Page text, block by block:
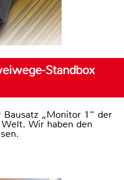
Standbox
„Monitor 1“ der
Wir haben den